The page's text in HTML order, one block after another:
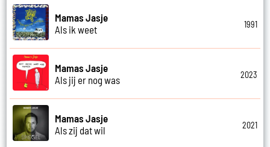
Mamas Jasje
Als ik weet
1991
Mamas Jasje
Als jij er nog was
2023
Mamas Jasje
Als zij dat wil
2021